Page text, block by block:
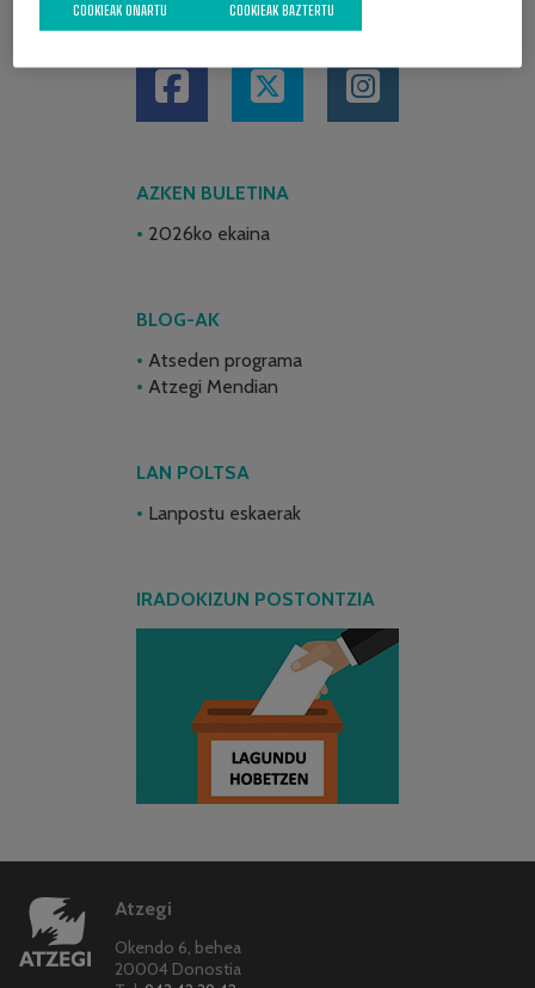
SARE SOZIALAK
AZKEN BULETINA
2026ko ekaina
BLOG-AK
Atseden programa
Atzegi Mendian
LAN POLTSA
Lanpostu eskaerak
IRADOKIZUN POSTONTZIA
Atzegi
Okendo 6, behea
20004 Donostia
COOKIEAK BAZTERTU
COOKIEAK ONARTU